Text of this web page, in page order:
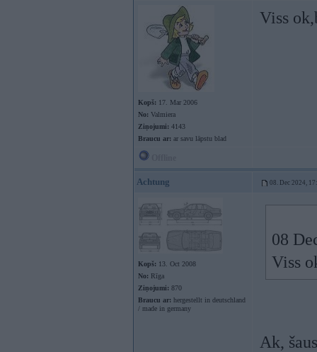
Kopš: 17. Mar 2006
No: Valmiera
Ziņojumi: 4143
Braucu ar: ar savu lāpstu blad
Viss
Achtung 08. Dec 2024,
Kopš: 13. Oct 2008
No: Rīga
Ziņojumi: 870
Braucu ar: hergestellt in deutschland
/ made in germany
08
Viss
Ak,